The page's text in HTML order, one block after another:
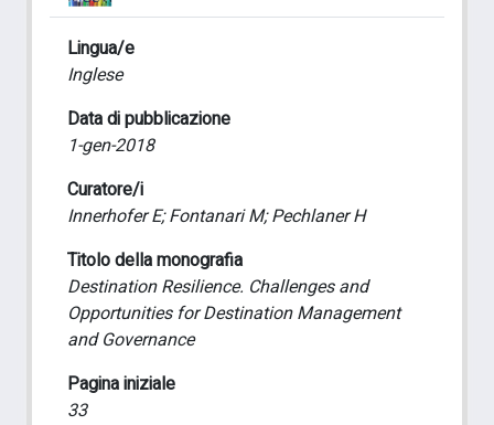
Lingua/e
Inglese
Data di pubblicazione
1-gen-2018
Curatore/i
Innerhofer E; Fontanari M; Pechlaner H
Titolo della monografia
Destination Resilience. Challenges and
Opportunities for Destination Management
and Governance
Pagina iniziale
33